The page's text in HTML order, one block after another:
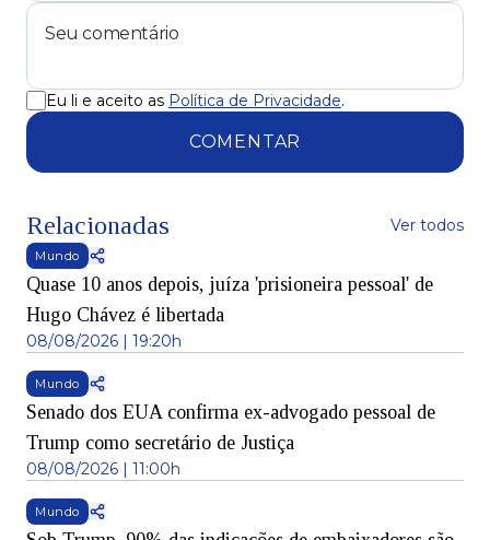
Eu li e aceito as Política de Privacidade.
COMENTAR
Relacionadas Ver todos
Mundo
Quase 10 anos depois, juíza 'prisioneira pessoal' de
Hugo Chávez é libertada
08/08/2026 | 19:20h
Mundo
Senado dos EUA confirma ex-advogado pessoal de
Trump como secretário de Justiça
08/08/2026 | 11:00h
Mundo